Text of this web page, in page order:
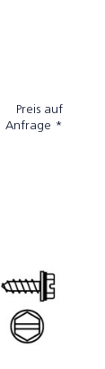
Preis auf
Anfrage *